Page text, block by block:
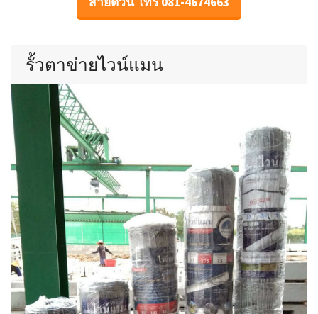
รั้วตาข่ายไวน์แมน